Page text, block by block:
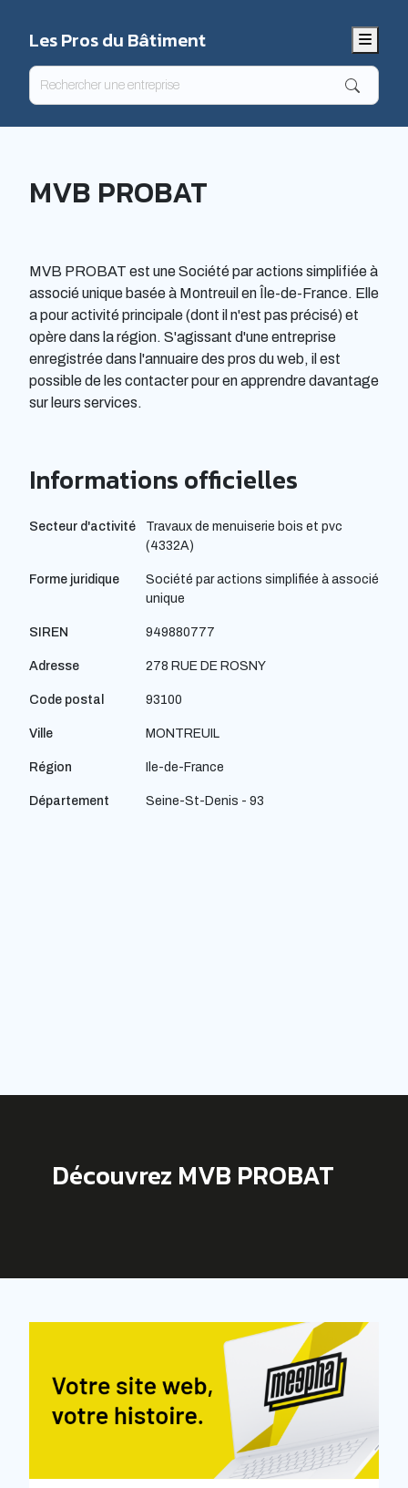
Les Pros du Bâtiment Menu
MVB PROBAT
MVB PROBAT est une Société par actions simplifiée à
associé unique basée à Montreuil en Île-de-France. Elle
a pour activité principale (dont il n'est pas précisé) et
opère dans la région. S'agissant d'une entreprise
enregistrée dans l'annuaire des pros du web, il est
possible de les contacter pour en apprendre davantage
sur leurs services.
Informations officielles
Secteur d'activité
Travaux de menuiserie bois et pvc
(4332A)
Forme juridique
Société par actions simplifiée à associé
unique
SIREN 949880777
Adresse 278 RUE DE ROSNY
Code postal 93100
Ville MONTREUIL
Région Ile-de-France
Département Seine-St-Denis - 93
Découvrez MVB PROBAT